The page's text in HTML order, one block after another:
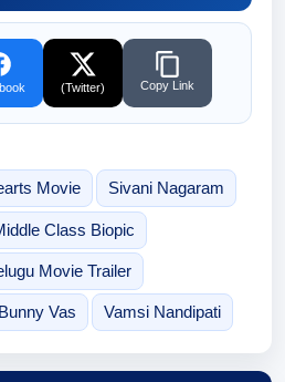
(Twitter) Copy Link
Movie Sivani Nagaram
Class Biopic
Movie Trailer
Bunny Vas Vamsi Nandipati